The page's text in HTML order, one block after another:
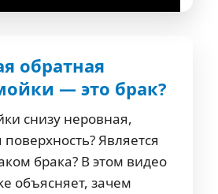
обратная
— это брак?
снизу неровная,
Является
брака? В этом видео
объясняет, зачем